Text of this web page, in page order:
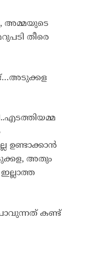
അമ്മയുടെ
തീരെ
ഉണ്ടാക്കാൻ
അതും
കണ്ട്